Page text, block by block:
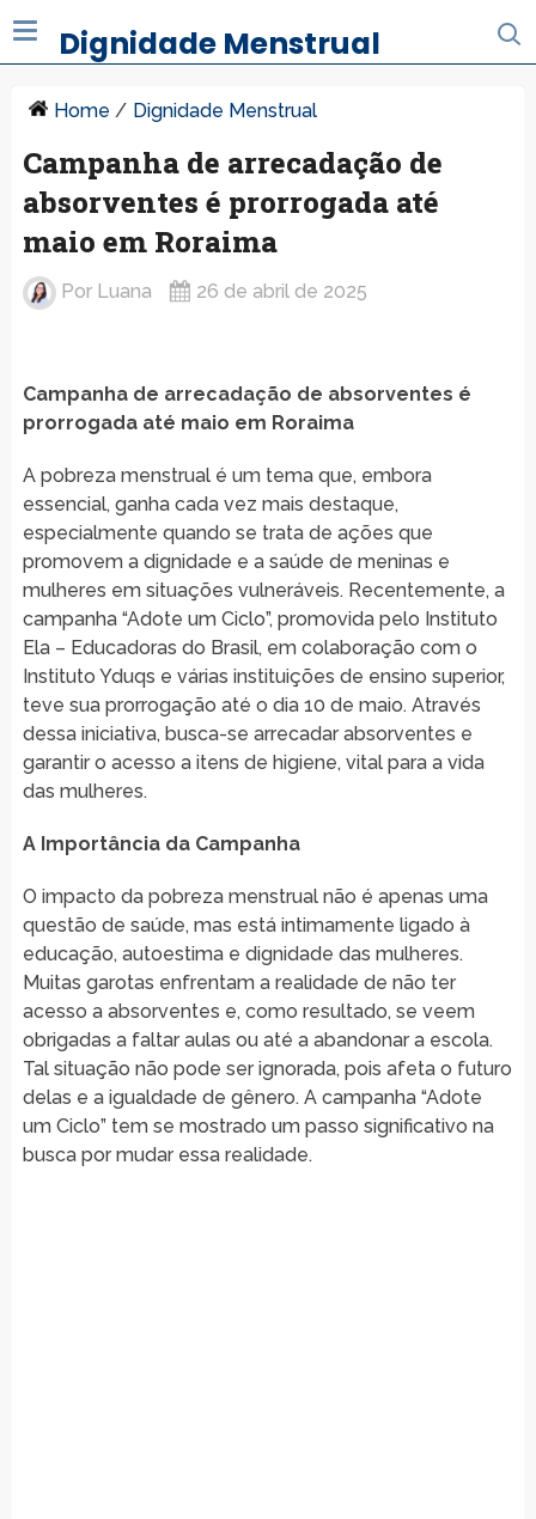
Dignidade Menstrual
Home / Dignidade Menstrual
Campanha de arrecadação de
absorventes é prorrogada até
maio em Roraima
Por Luana 26 de abril de 2025
Campanha de arrecadação de absorventes é
prorrogada até maio em Roraima
A pobreza menstrual é um tema que, embora
essencial, ganha cada vez mais destaque,
especialmente quando se trata de ações que
promovem a dignidade e a saúde de meninas e
mulheres em situações vulneráveis. Recentemente, a
campanha “Adote um Ciclo”, promovida pelo Instituto
Ela – Educadoras do Brasil, em colaboração com o
Instituto Yduqs e várias instituições de ensino superior,
teve sua prorrogação até o dia 10 de maio. Através
dessa iniciativa, busca-se arrecadar absorventes e
garantir o acesso a itens de higiene, vital para a vida
das mulheres.
A Importância da Campanha
O impacto da pobreza menstrual não é apenas uma
questão de saúde, mas está intimamente ligado à
educação, autoestima e dignidade das mulheres.
Muitas garotas enfrentam a realidade de não ter
acesso a absorventes e, como resultado, se veem
obrigadas a faltar aulas ou até a abandonar a escola.
Tal situação não pode ser ignorada, pois afeta o futuro
delas e a igualdade de gênero. A campanha “Adote
um Ciclo” tem se mostrado um passo significativo na
busca por mudar essa realidade.